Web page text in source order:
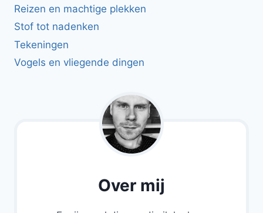
Reizen en machtige plekken
Stof tot nadenken
Tekeningen
Vogels en vliegende dingen
Over mij